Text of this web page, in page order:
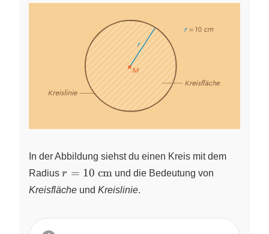
In der Abbildung siehst du einen Kreis mit dem
Radius r =
\pu{10cm}
r = 10 cm und die Bedeutung von
Kreisfläche und Kreislinie.